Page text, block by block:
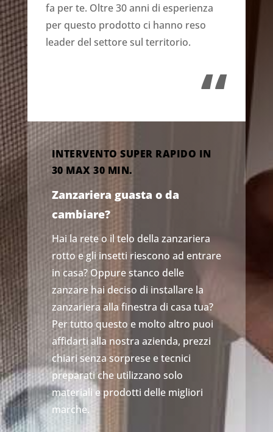
fa per te. Oltre 30 anni di esperienza
per questo prodotto ci hanno reso
leader del settore sul territorio.
“
INTERVENTO SUPER RAPIDO IN
30 MAX 30 MIN.
Zanzariera guasta o da
cambiare?
Hai la rete o il telo della zanzariera
rotto e gli insetti riescono ad entrare
in casa? Oppure stanco delle
zanzare hai deciso di installare la
zanzariera alla finestra di casa tua?
Per tutto questo e molto altro puoi
affidarti alla nostra azienda, prezzi
chiari senza sorprese e tecnici
preparati che utilizzano solo
materiali e prodotti delle migliori
marche.